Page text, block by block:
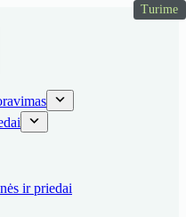
ir priedai
Turime